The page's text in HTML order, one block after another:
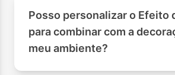
Posso personalizar o Efeito
para combinar com a
meu ambiente?